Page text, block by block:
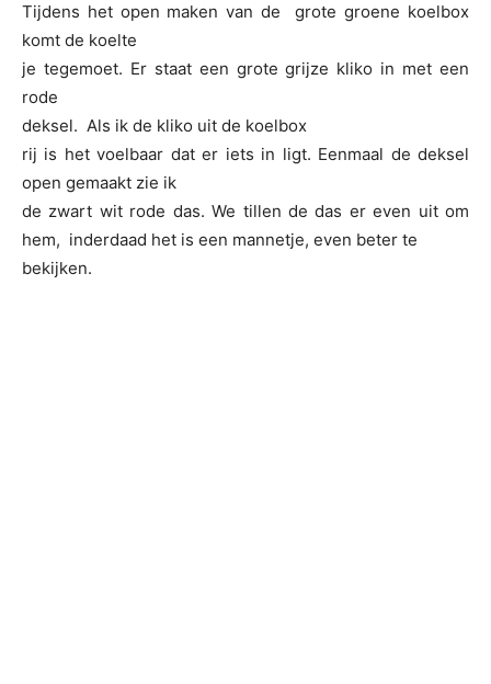
Tijdens het open maken van de grote groene koelbox
komt de koelte
je tegemoet. Er staat een grote grijze kliko in met een
rode
deksel. Als ik de kliko uit de koelbox
rij is het voelbaar dat er iets in ligt. Eenmaal de deksel
open gemaakt zie ik
de zwart wit rode das. We tillen de das er even uit om
hem, inderdaad het is een mannetje, even beter te
bekijken.